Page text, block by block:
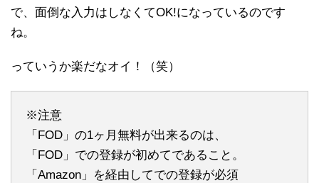
で、面倒な入力はしなくてOK!になっているのです
ね。
っていうか楽だなオイ！（笑）
※注意
「FOD」の1ヶ月無料が出来るのは、
「FOD」での登録が初めてであること。
「Amazon」を経由してでの登録が必須